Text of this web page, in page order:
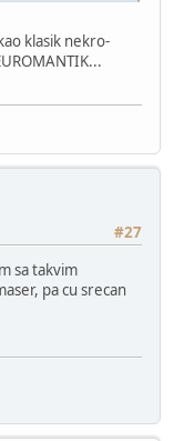
klasik nekro-
#27
sa takvim
pa cu srecan